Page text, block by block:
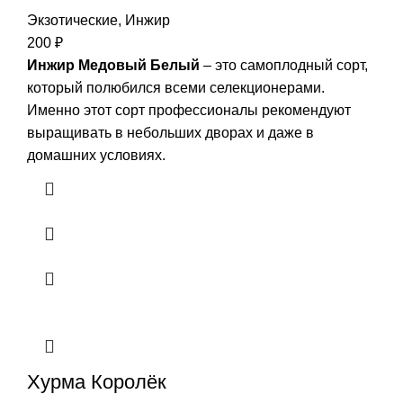
Экзотические, Инжир
200 ₽
Инжир Медовый Белый – это самоплодный сорт,
который полюбился всеми селекционерами.
Именно этот сорт профессионалы рекомендуют
выращивать в небольших дворах и даже в
домашних условиях.
Хурма Королёк